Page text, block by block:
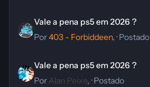
Vale a pena ps5 em 2026 ?
Por403 - Forbiddeen, ·Postado
Vale a pena ps5 em 2026 ?
Por Alan Peixe, ·Postado